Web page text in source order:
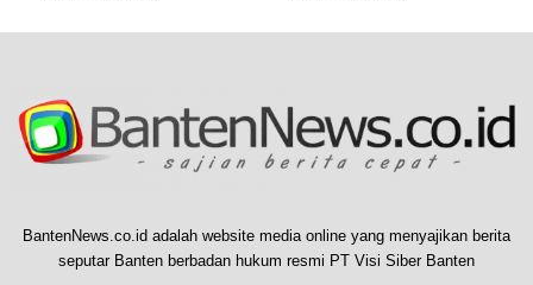
BantenNews.co.id adalah website media online yang menyajikan berita
seputar Banten berbadan hukum resmi PT Visi Siber Banten